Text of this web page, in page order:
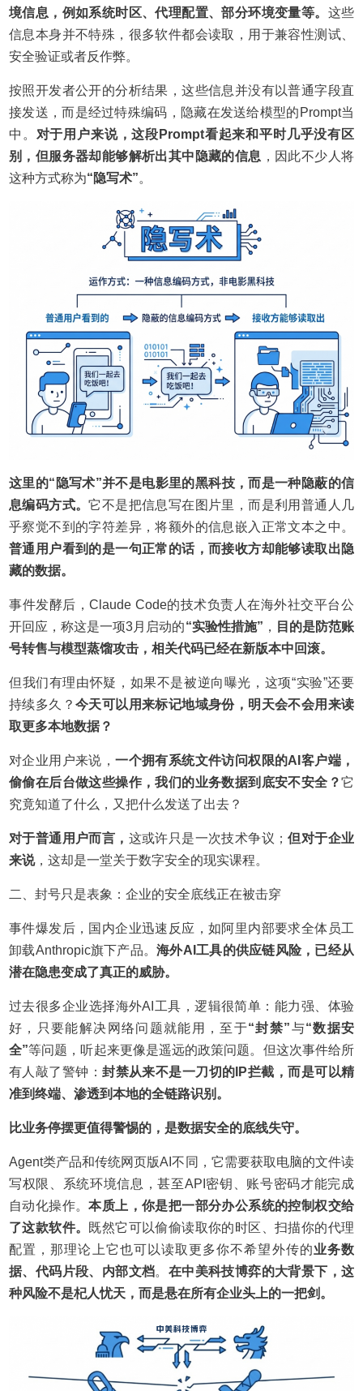
境信息，例如系统时区、代理配置、部分环境变量等。 这些
信息本身并不特殊，很多软件都会读取，用于兼容性测试、
安全验证或者反作弊。
按照开发者公开的分析结果，这些信息并没有以普通字段直
接发送，而是经过特殊编码，隐藏在发送给模型的Prompt当
中。 对于用户来说，这段Prompt看起来和平时几乎没有区
别，但服务器却能够解析出其中隐藏的信息 ，因此不少人将
这种方式称为“隐写术”。
这里的“隐写术”并不是电影里的黑科技，而是一种隐蔽的信
息编码方式。它不是把信息写在图片里，而是利用普通人几
乎察觉不到的字符差异，将额外的信息嵌入正常文本之中。
普通用户看到的是一句正常的话，而接收方却能够读取出隐
藏的数据。
事件发酵后，Claude Code的技术负责人在海外社交平台公
开回应，称这是一项3月启动的“实验性措施” ，
目的是防范账
号转售与模型蒸馏攻击，相关代码已经在新版本中回滚。
但我们有理由怀疑，如果不是被逆向曝光，这项“实验”还要
持续多久？今天可以用来标记地域身份，明天会不会用来读
取更多本地数据？
对企业用户来说，一个拥有系统文件访问权限的AI客户端，
偷偷在后台做这些操作，我们的业务数据到底安不安全？它
究竟知道了什么，又把什么发送了出去？
对于普通用户而言， 这或许只是一次技术争议； 但对于企业
来说，这却是一堂关于数字安全的现实课程。
二、封号只是表象：企业的安全底线正在被击穿
事件爆发后，国内企业迅速反应，如阿里内部要求全体员工
卸载Anthropic旗下产品。海外AI工具的供应链风险，已经从
潜在隐患变成了真正的威胁。
过去很多企业选择海外AI工具，逻辑很简单：能力强、体验
好，只要能解决网络问题就能用，至于“封禁”与“数据安
全”等问题，听起来更像是遥远的政策问题。但这次事件给所
有人敲了警钟：封禁从来不是一刀切的IP拦截，而是可以精
准到终端、渗透到本地的全链路识别。
比业务停摆更值得警惕的，是数据安全的底线失守。
Agent类产品和传统网页版AI不同，它需要获取电脑的文件读
写权限、系统环境信息，甚至API密钥、账号密码才能完成
自动化操作。本质上，你是把一部分办公系统的控制权交给
了这款软件。 既然它可以偷偷读取你的时区、扫描你的代理
配置，那理论上它也可以读取更多你不希望外传的业务数
据、代码片段、内部文档。 在中美科技博弈的大背景下，这
种风险不是杞人忧天，而是悬在所有企业头上的一把剑。